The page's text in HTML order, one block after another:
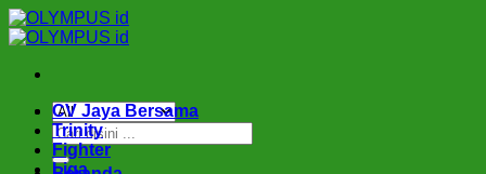
Skip
to
Pencarian
untuk:
CV Jaya Bersama
Trinity
Fighter
Liga